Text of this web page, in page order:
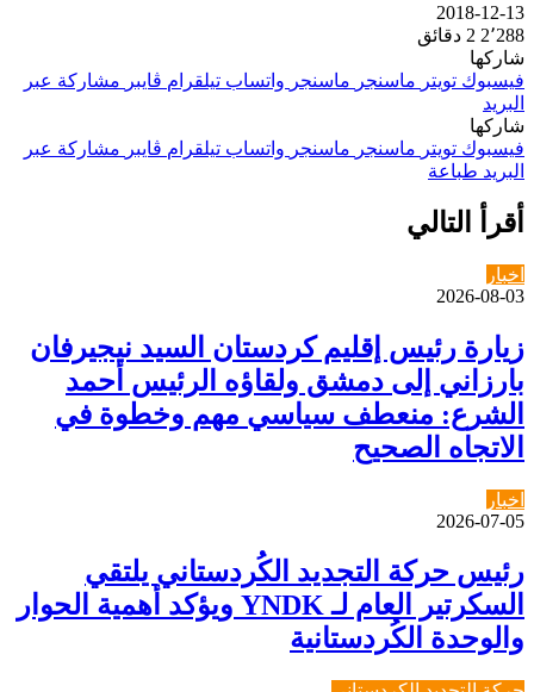
2018-12-13
2٬288 2 دقائق
شاركها
فيسبوك تويتر ماسنجر ماسنجر واتساب تيلقرام ڤايبر مشاركة عبر
البريد
شاركها
فيسبوك تويتر ماسنجر ماسنجر واتساب تيلقرام ڤايبر مشاركة عبر
البريد طباعة
أقرأ التالي
اخبار
2026-08-03
زيارة رئيس إقليم كردستان السيد نيجيرفان
بارزاني إلى دمشق ولقاؤه الرئيس أحمد
الشرع: منعطف سياسي مهم وخطوة في
الاتجاه الصحيح
اخبار
2026-07-05
رئيس حركة التجديد الكُردستاني يلتقي
السكرتير العام لـ YNDK ويؤكد أهمية الحوار
والوحدة الكُردستانية